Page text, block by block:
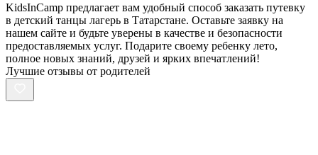
KidsInCamp предлагает вам удобный способ заказать путевку
в детский танцы лагерь в Татарстане. Оставьте заявку на
нашем сайте и будьте уверены в качестве и безопасности
предоставляемых услуг. Подарите своему ребенку лето,
полное новых знаний, друзей и ярких впечатлений!
Лучшие отзывы от родителей